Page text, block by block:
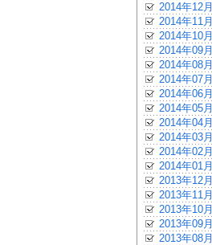
2014年12月
2014年11月
2014年10月
2014年09月
2014年08月
2014年07月
2014年06月
2014年05月
2014年04月
2014年03月
2014年02月
2014年01月
2013年12月
2013年11月
2013年10月
2013年09月
2013年08月